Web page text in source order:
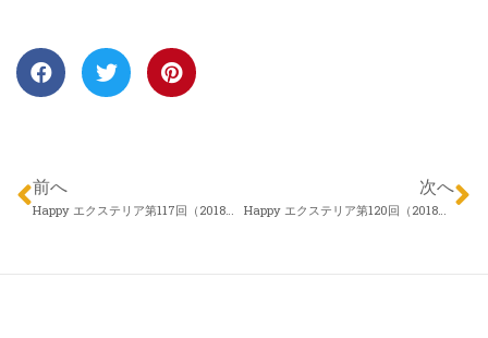
前へ
Happy エクステリア第117回（2018年01月04日）エクスランド四季 近藤慎一さん 「エクステリアの計画はいつ始めるの？」
次へ
Happy エクステリア第120回（2018年01月25日）株式会社 アロウズガーデンデザイン 中澤さおりさん「誰に、どんな業者に相談すればいいの？」